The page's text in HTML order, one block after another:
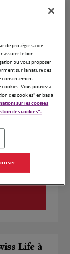
Life à
de protéger sa vie
assurer le bon
ou vous proposer
sur la nature des
consentement
Vous pouvez à
des cookies" en bas à
sur les cookies
des cookies".